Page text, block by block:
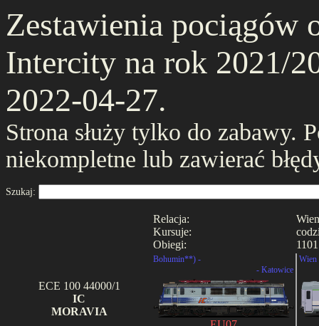
Zestawienia pociągów
Intercity na rok 2021/
2022-04-27.
Strona służy tylko do zabawy.
niekompletne lub zawierać
Szukaj:
Relacja:
Kursuje:
Obiegi:
ECE 100 44000/1
IC
MORAVIA
Bohumin**) -
- Katowice